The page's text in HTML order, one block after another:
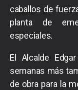
caballos de
planta de
especiales.
El Alcalde
semanas más
de obra para la